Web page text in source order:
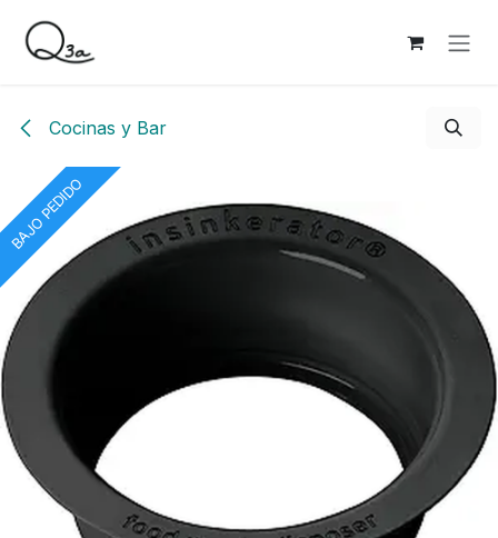
Cocinas y Bar
BAJO PEDIDO